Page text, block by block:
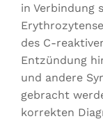
in Verbindung
des C-
Entzündung
und andere
gebracht
korrekten